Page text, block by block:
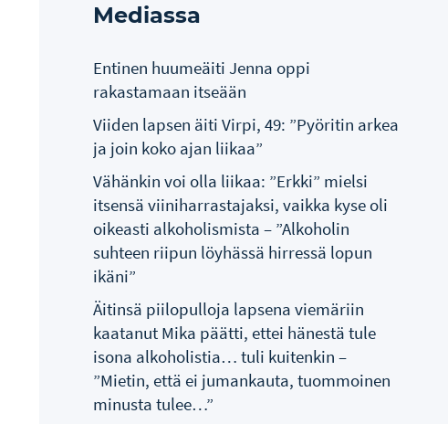
Mediassa
Entinen huumeäiti Jenna oppi
rakastamaan itseään
Viiden lapsen äiti Virpi, 49: ”Pyöritin arkea
ja join koko ajan liikaa”
Vähänkin voi olla liikaa: ”Erkki” mielsi
itsensä viiniharrastajaksi, vaikka kyse oli
oikeasti alkoholismista – ”Alkoholin
suhteen riipun löyhässä hirressä lopun
ikäni”
Äitinsä piilopulloja lapsena viemäriin
kaatanut Mika päätti, ettei hänestä tule
isona alkoholistia… tuli kuitenkin –
”Mietin, että ei jumankauta, tuommoinen
minusta tulee…”